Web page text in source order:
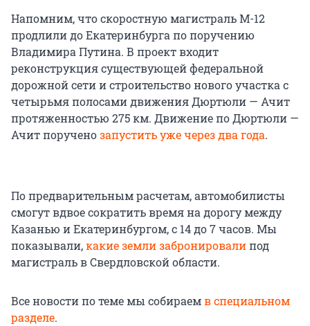
Напомним, что скоростную магистраль М-12
продлили до Екатеринбурга по поручению
Владимира Путина. В проект входит
реконструкция существующей федеральной
дорожной сети и строительство нового участка с
четырьмя полосами движения Дюртюли — Ачит
протяженностью 275 км. Движение по Дюртюли —
Ачит порученозапустить уже через два года.
По предварительным расчетам, автомобилисты
смогут вдвое сократить время на дорогу между
Казанью и Екатеринбургом, с 14 до 7 часов. Мы
показывали,какие земли забронировалипод
магистраль в Свердловской области.
Все новости по теме мы собираемв специальном
разделе.